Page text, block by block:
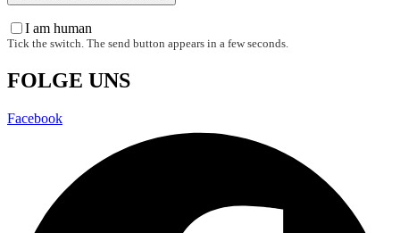
I am human
Tick the switch. The send button appears in a few seconds.
FOLGE UNS
Facebook